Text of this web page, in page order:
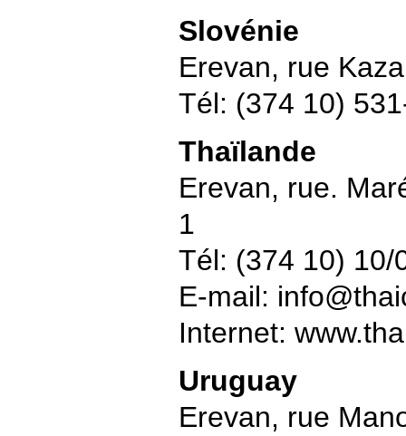
Slovénie
Erevan, rue
Tél: (374 10)
Thaïlande
Erevan, rue.
1
Tél: (374 10) 10/
E-mail:
Internet:
Uruguay
Erevan, rue